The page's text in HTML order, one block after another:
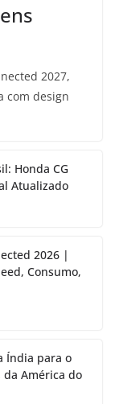
2027,
com design
Honda CG
Atualizado
2026 |
Consumo,
Índia para o
da América do